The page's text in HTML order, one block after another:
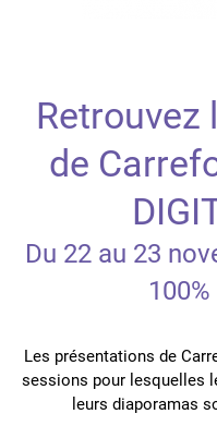
Retrouvez
de
Du 22 au 23
Les présentations de
sessions pour lesquelles
leurs diaporamas